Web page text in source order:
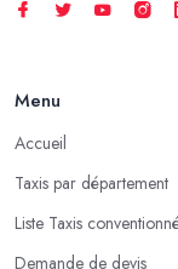
Menu
Accueil
Taxis par département
Liste Taxis
Demande de devis